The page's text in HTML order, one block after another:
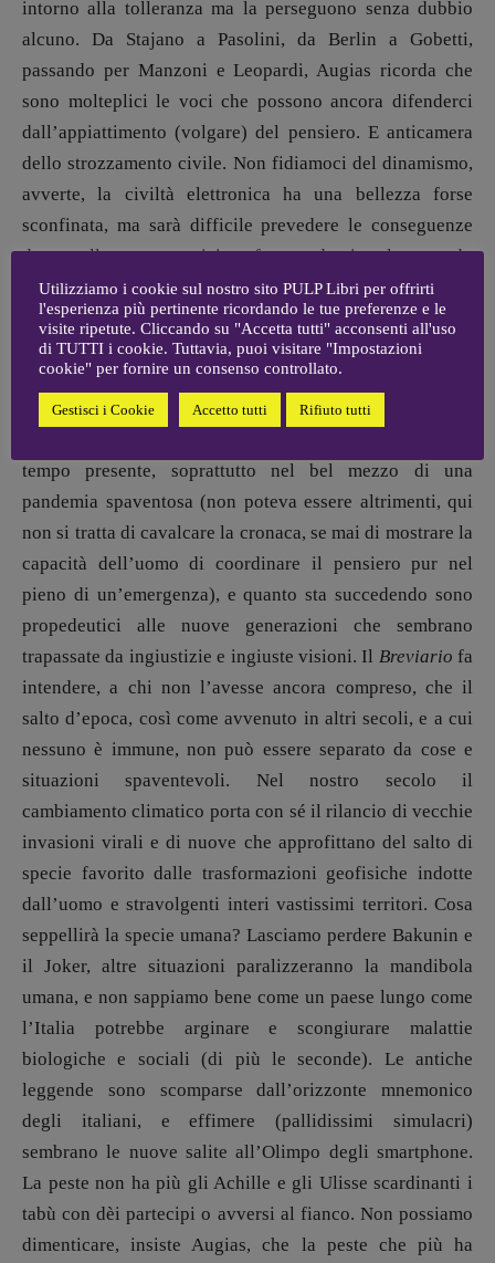
[valentina.marcoli@gmail. com]
ARCHIVIO E AUTORI
intorno alla tolleranza ma la perseguono senza dubbio
alcuno. Da Stajano a Pasolini, da Berlin a Gobetti,
passando per Manzoni e Leopardi, Augias ricorda che
sono molteplici le voci che possono ancora difenderci
dall’appiattimento (volgare) del pensiero. E anticamera
dello strozzamento civile. Non fidiamoci del dinamismo,
avverte, la civiltà elettronica ha una bellezza forse
sconfinata, ma sarà difficile prevedere le conseguenze
dovute alla contrapposizione fra mondo virtuale e mondo
reale. In fondo di quest’ultimo la mente di Sapiensrende
una visione da decine di migliaia d’anni. Mutazioni
antropologiche in vista, dunque. Augias non cita Ph. K.
Dick ma la prospettiva è quella.
tempo presente, soprattutto nel bel mezzo di una
pandemia spaventosa (non poteva essere altrimenti, qui
non si tratta di cavalcare la cronaca, se mai di mostrare la
capacità dell’uomo di coordinare il pensiero pur nel
pieno di un’emergenza), e quanto sta succedendo sono
propedeutici alle nuove generazioni che sembrano
trapassate da ingiustizie e ingiuste visioni. Il Breviario fa
intendere, a chi non l’avesse ancora compreso, che il
salto d’epoca, così come avvenuto in altri secoli, e a cui
nessuno è immune, non può essere separato da cose e
situazioni spaventevoli. Nel nostro secolo il
cambiamento climatico porta con sé il rilancio di vecchie
invasioni virali e di nuove che approfittano del salto di
specie favorito dalle trasformazioni geofisiche indotte
dall’uomo e stravolgenti interi vastissimi territori. Cosa
seppellirà la specie umana? Lasciamo perdere Bakunin e
il Joker, altre situazioni paralizzeranno la mandibola
umana, e non sappiamo bene come un paese lungo come
l’Italia potrebbe arginare e scongiurare malattie
biologiche e sociali (di più le seconde). Le antiche
leggende sono scomparse dall’orizzonte mnemonico
degli italiani, e effimere (pallidissimi simulacri)
sembrano le nuove salite all’Olimpo degli smartphone.
La peste non ha più gli Achille e gli Ulisse scardinanti i
tabù con dèi partecipi o avversi al fianco. Non possiamo
dimenticare, insiste Augias, che la peste che più ha
Utilizziamo i cookie sul nostro sito PULP Libri per offrirti
l'esperienza più pertinente ricordando le tue preferenze e le
visite ripetute. Cliccando su "Accetta tutti" acconsenti all'uso
di TUTTI i cookie. Tuttavia, puoi visitare "Impostazioni
cookie" per fornire un consenso controllato.
Gestisci i Cookie Accetto tutti Rifiuto tutti